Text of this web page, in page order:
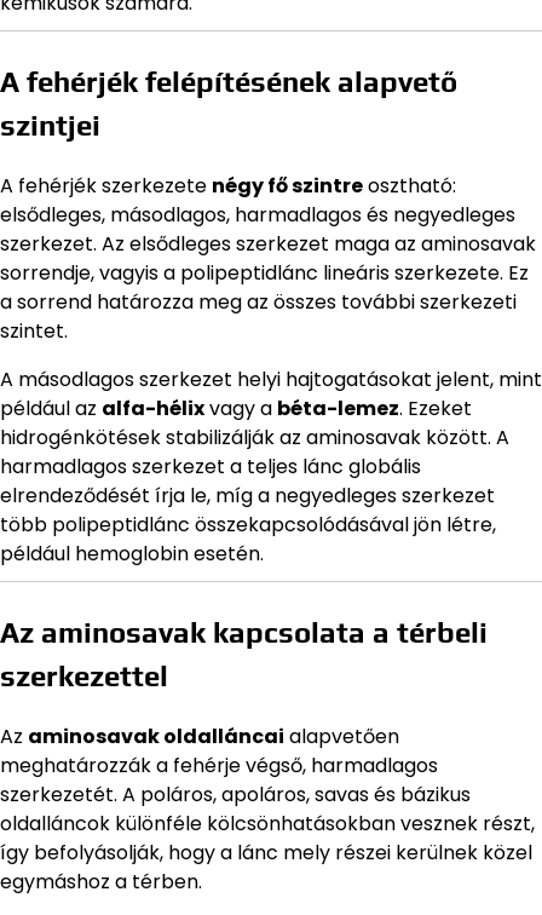
A fehérjék felépítésének alapvető
szintjei
A fehérjék szerkezete négy fő szintreosztható:
elsődleges, másodlagos, harmadlagos és negyedleges
szerkezet. Az elsődleges szerkezet maga az aminosavak
sorrendje, vagyis a polipeptidlánc lineáris szerkezete. Ez
a sorrend határozza meg az összes további szerkezeti
szintet.
A másodlagos szerkezet helyi hajtogatásokat jelent, mint
például az alfa-hélixvagy a béta-lemez. Ezeket
hidrogénkötések stabilizálják az aminosavak között. A
harmadlagos szerkezet a teljes lánc globális
elrendeződését írja le, míg a negyedleges szerkezet
több polipeptidlánc összekapcsolódásával jön létre,
például hemoglobin esetén.
Az aminosavak kapcsolata a térbeli
szerkezettel
Az aminosavak oldalláncai alapvetően
meghatározzák a fehérje végső, harmadlagos
szerkezetét. A poláros, apoláros, savas és bázikus
oldalláncok különféle kölcsönhatásokban vesznek részt,
így befolyásolják, hogy a lánc mely részei kerülnek közel
egymáshoz a térben.